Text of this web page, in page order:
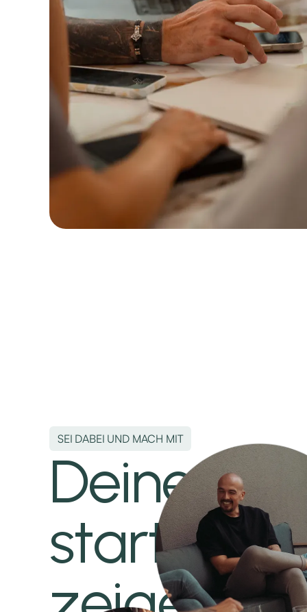
SEI DABEI UND MACH MIT
Deine
startet